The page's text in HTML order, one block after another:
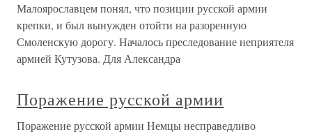
Малоярославцем понял, что позиции русской армии
крепки, и был вынужден отойти на разоренную
Смоленскую дорогу. Началось преследование неприятеля
армией Кутузова. Для Александра
Поражение русской армии
Поражение русской армии Немцы несправедливо